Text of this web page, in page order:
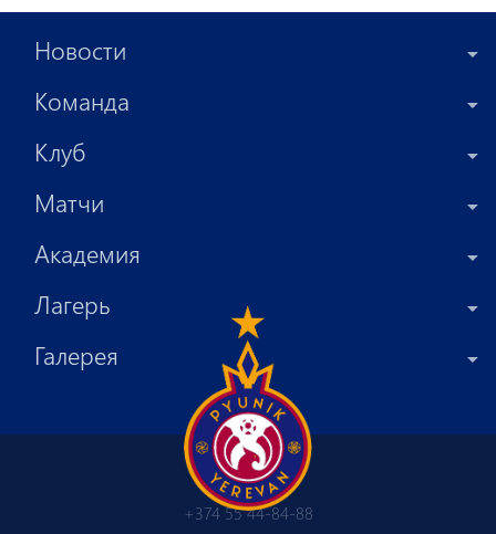
Новости
Команда
Клуб
Матчи
Академия
Лагерь
Галерея
+374 55 44-84-88